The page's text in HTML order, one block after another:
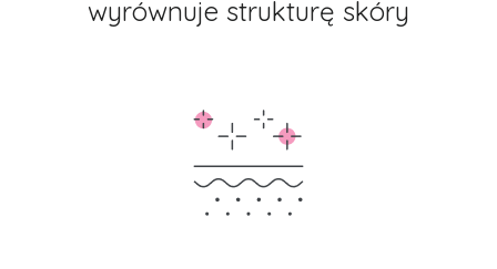
wyrównuje strukturę skóry